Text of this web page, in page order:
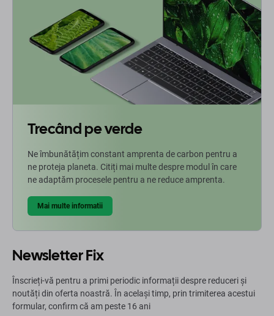
Trecând pe verde
Ne îmbunătățim constant amprenta de carbon pentru a
ne proteja planeta. Citiți mai multe despre modul în care
ne adaptăm procesele pentru a ne reduce amprenta.
Mai multe informatii
Newsletter Fix
Înscrieți-vă pentru a primi periodic informații despre reduceri și
noutăți din oferta noastră. În același timp, prin trimiterea acestui
formular, confirm că am peste 16 ani